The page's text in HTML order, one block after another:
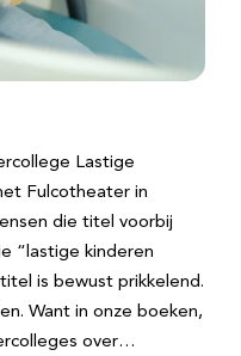
Lastige
Fulcotheater in
die titel voorbij
“lastige kinderen
is bewust prikkelend.
Want in onze boeken,
over…